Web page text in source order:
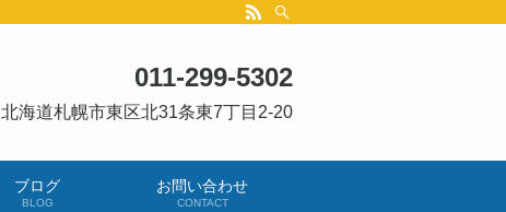
ブログ
BLOG
お問い合わせ
CONTACT
011-299-5302
北海道札幌市東区北31条東7丁目2-20